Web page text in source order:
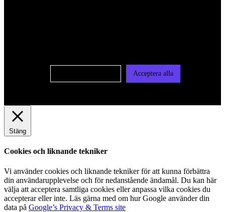
Acceptera alla
Stäng
Cookies och liknande tekniker
Vi använder cookies och liknande tekniker för att kunna förbättra
din användarupplevelse och för nedanstående ändamål. Du kan här
välja att acceptera samtliga cookies eller anpassa vilka cookies du
accepterar eller inte. Läs gärna med om hur Google använder din
data på Google’s Privacy & Terms site